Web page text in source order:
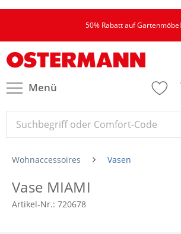
50% Rabatt auf Gartenmöbel
Menü
Wohnaccessoires Vasen
Vase MIAMI
Artikel-Nr.: 720678